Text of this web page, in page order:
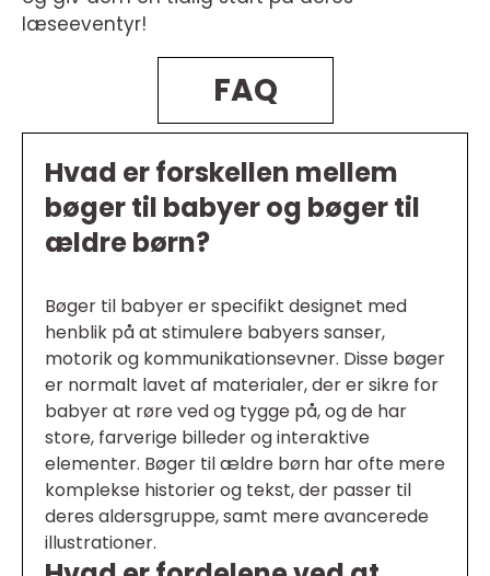
læseeventyr!
FAQ
Hvad er forskellen mellem
bøger til babyer og bøger til
ældre børn?
Bøger til babyer er specifikt designet med
henblik på at stimulere babyers sanser,
motorik og kommunikationsevner. Disse bøger
er normalt lavet af materialer, der er sikre for
babyer at røre ved og tygge på, og de har
store, farverige billeder og interaktive
elementer. Bøger til ældre børn har ofte mere
komplekse historier og tekst, der passer til
deres aldersgruppe, samt mere avancerede
illustrationer.